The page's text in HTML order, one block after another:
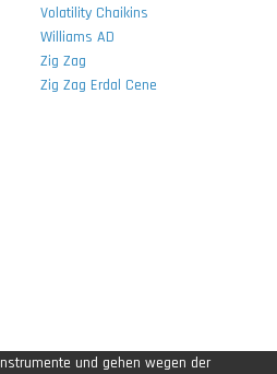
Volatility Chaikins
Williams AD
Zig Zag
Zig Zag Erdal Cene
und gehen wegen der